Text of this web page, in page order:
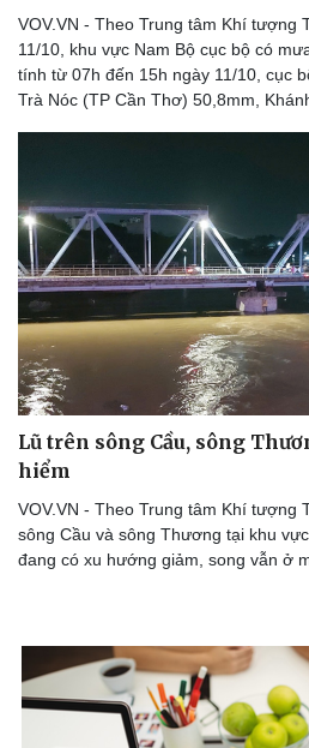
VOV.VN - Theo Trung tâm Khí tượng
11/10, khu vực Nam Bộ cục bộ có
tính từ 07h đến 15h ngày 11/10, cục
Trà Nóc (TP Cần Thơ) 50,8mm,
Lũ trên sông Cầu, sông
hiểm
VOV.VN - Theo Trung tâm Khí tượng
sông Cầu và sông Thương tại khu
đang có xu hướng giảm, song vẫn ở